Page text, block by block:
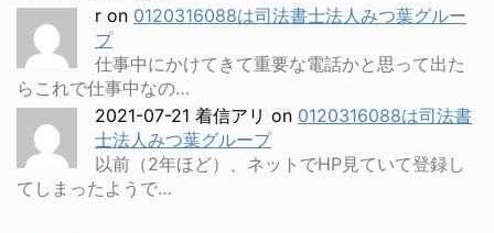
r on 0120316088は司法書士法人みつ葉グルー
プ
仕事中にかけてきて重要な電話かと思って出た
らこれで仕事中なの…
2021-07-21 着信アリ on 0120316088は司法書
士法人みつ葉グループ
以前（2年ほど）、ネットでHP見ていて登録し
てしまったようで…